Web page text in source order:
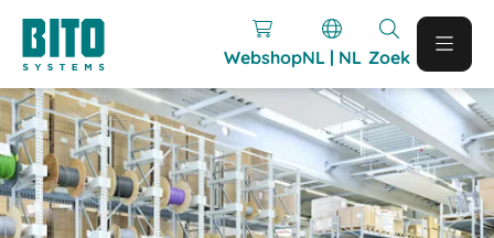
WebshopNL | NL Zoek